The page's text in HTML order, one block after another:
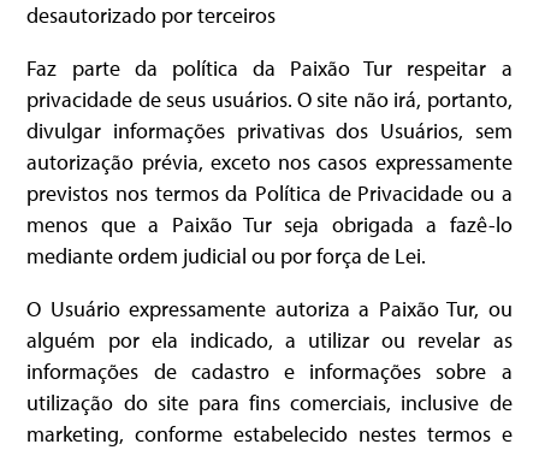
desautorizado por terceiros
Faz parte da política da Paixão Tur respeitar a
privacidade de seus usuários. O site não irá, portanto,
divulgar informações privativas dos Usuários, sem
autorização prévia, exceto nos casos expressamente
previstos nos termos da Política de Privacidade ou a
menos que a Paixão Tur seja obrigada a fazê-lo
mediante ordem judicial ou por força de Lei.
O Usuário expressamente autoriza a Paixão Tur, ou
alguém por ela indicado, a utilizar ou revelar as
informações de cadastro e informações sobre a
utilização do site para fins comerciais, inclusive de
marketing, conforme estabelecido nestes termos e